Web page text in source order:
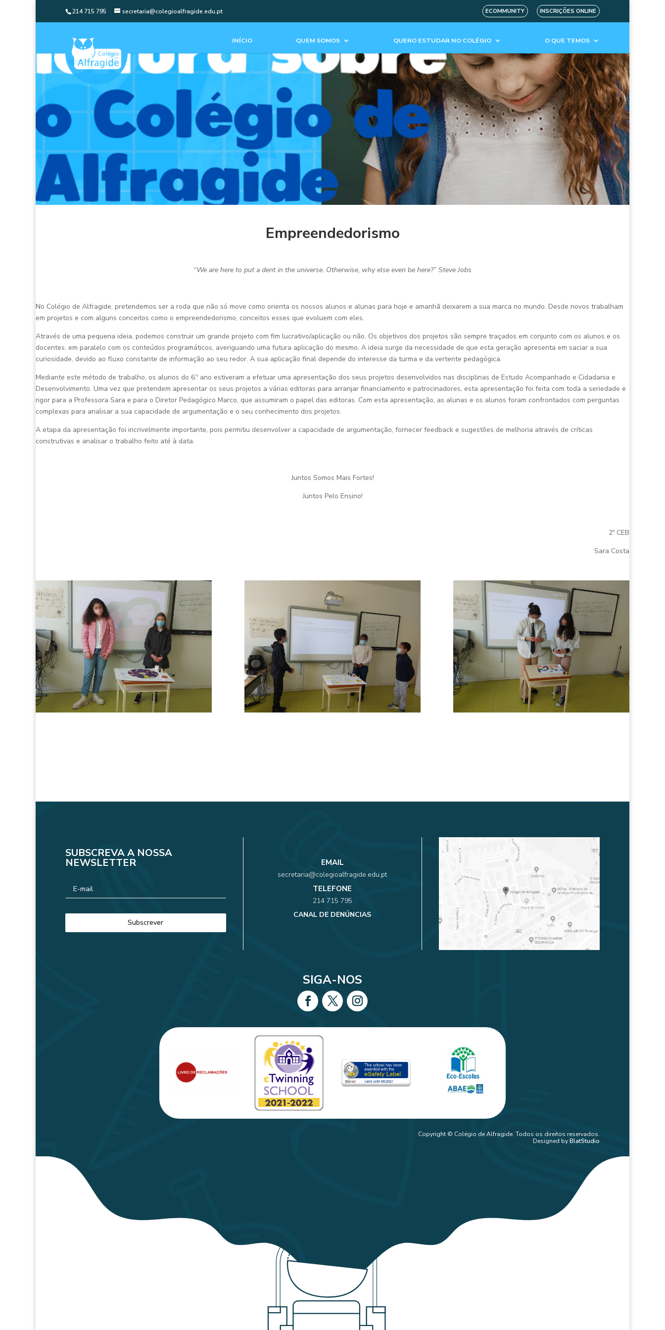
214 715 795 secretaria@colegioalfragide.edu.pt ECOMMUNITY INSCRIÇÕES ONLINE
INÍCIO QUEM SOMOS QUERO ESTUDAR NO COLÉGIO O QUE TEMOS
Empreendedorismo
“We are here to put a dent in the universe. Otherwise, why else even be here?” Steve Jobs
No Colégio de Alfragide, pretendemos ser a roda que não só move como orienta os nossos alunos e alunas para hoje e amanhã deixarem a sua marca no mundo. Desde novos trabalham
em projetos e com alguns conceitos como o empreendedorismo, conceitos esses que evoluem com eles.
Através de uma pequena ideia, podemos construir um grande projeto com fim lucrativo/aplicação ou não. Os objetivos dos projetos são sempre traçados em conjunto com os alunos e os
docentes, em paralelo com os conteúdos programáticos, averiguando uma futura aplicação do mesmo. A ideia surge da necessidade de que esta geração apresenta em saciar a sua
curiosidade, devido ao fluxo constante de informação ao seu redor. A sua aplicação final depende do interesse da turma e da vertente pedagógica.
Mediante este método de trabalho, os alunos do 6.º ano estiveram a efetuar uma apresentação dos seus projetos desenvolvidos nas disciplinas de Estudo Acompanhado e Cidadania e
Desenvolvimento. Uma vez que pretendem apresentar os seus projetos a várias editoras para arranjar financiamento e patrocinadores, esta apresentação foi feita com toda a seriedade e
rigor para a Professora Sara e para o Diretor Pedagógico Marco, que assumiram o papel das editoras. Com esta apresentação, as alunas e os alunos foram confrontados com perguntas
complexas para analisar a sua capacidade de argumentação e o seu conhecimento dos projetos.
A etapa da apresentação foi incrivelmente importante, pois permitiu desenvolver a capacidade de argumentação, fornecer feedback e sugestões de melhoria através de críticas
construtivas e analisar o trabalho feito até à data.
Juntos Somos Mais Fortes!
Juntos Pelo Ensino!
2º CEB
Sara Costa
SUBSCREVA A NOSSA
NEWSLETTER EMAIL
secretaria@colegioalfragide.edu.pt
TELEFONE
214 715 795
CANAL DE DENÚNCIAS
SIGA-NOS
Copyright © Colégio de Alfragide. Todos os direitos reservados.
Designed byBlatStudio